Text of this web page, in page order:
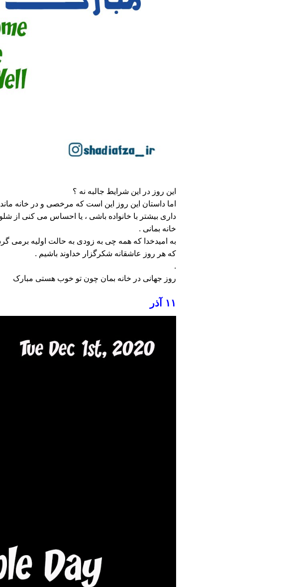
این روز در این شرایط جالبه نه ؟
اما داستان این روز این است که مرخصی و در خانه
داری بیشتر با خانواده باشی ، یا احساس می کنی
خانه بمانی .
به امیدخدا که همه چی به زودی به حالت اولیه برمی
که هر روز عاشقانه شکرگزار خداوند باشیم .
.
روز جهانی در خانه بمان چون تو خوب هستی مبارک
۱۱ آذر